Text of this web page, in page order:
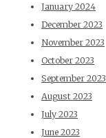
January 2024
December 2023
November 2023
October 2023
September 2023
August 2023
July 2023
June 2023